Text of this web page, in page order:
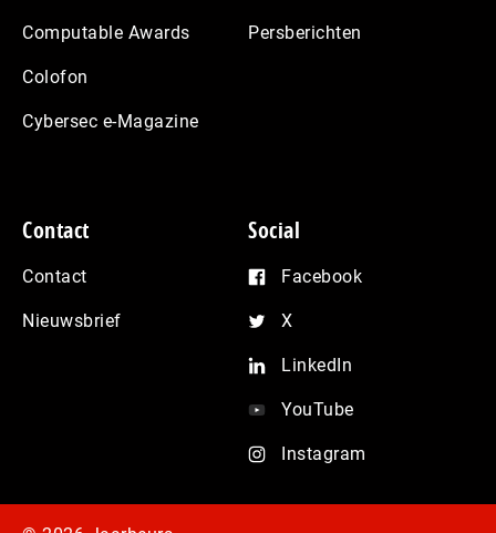
Computable Awards
Colofon
Cybersec e-Magazine
Persberichten
Contact
Contact
Nieuwsbrief
Social
Facebook
X
LinkedIn
YouTube
Instagram